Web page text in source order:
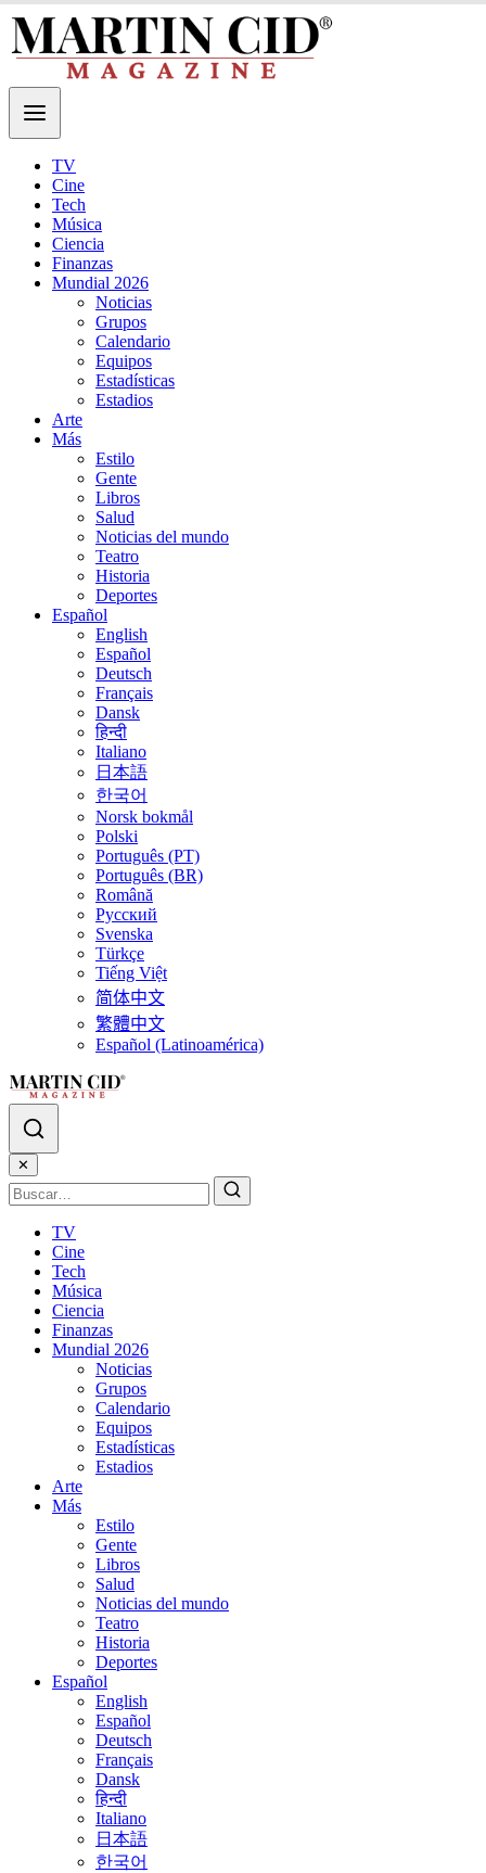
TV
Cine
Tech
Música
Ciencia
Finanzas
Mundial 2026
Noticias
Grupos
Calendario
Equipos
Estadísticas
Estadios
Arte
Más
Estilo
Gente
Libros
Salud
Noticias del mundo
Teatro
Historia
Deportes
Español
English
Español
Deutsch
Français
Dansk
हिन्दी
Italiano
日本語
한국어
Norsk bokmål
Polski
Português (PT)
Português (BR)
Română
Русский
Svenska
Türkçe
Tiếng Việt
简体中文
繁體中文
Español (Latinoamérica)
✕
TV
Cine
Tech
Música
Ciencia
Finanzas
Mundial 2026
Noticias
Grupos
Calendario
Equipos
Estadísticas
Estadios
Arte
Más
Estilo
Gente
Libros
Salud
Noticias del mundo
Teatro
Historia
Deportes
Español
English
Español
Deutsch
Français
Dansk
हिन्दी
Italiano
日本語
한국어